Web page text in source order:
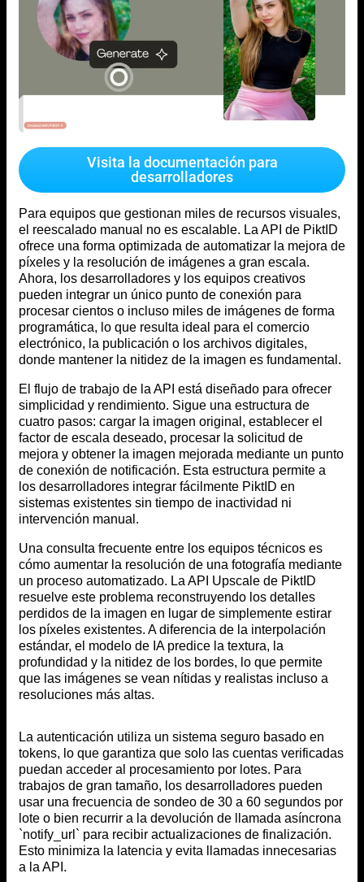
Visita la documentación para
desarrolladores
Para equipos que gestionan miles de recursos visuales,
el reescalado manual no es escalable. La API de PiktID
ofrece una forma optimizada de automatizar la mejora de
píxeles y la resolución de imágenes a gran escala.
Ahora, los desarrolladores y los equipos creativos
pueden integrar un único punto de conexión para
procesar cientos o incluso miles de imágenes de forma
programática, lo que resulta ideal para el comercio
electrónico, la publicación o los archivos digitales,
donde mantener la nitidez de la imagen es fundamental.
El flujo de trabajo de la API está diseñado para ofrecer
simplicidad y rendimiento. Sigue una estructura de
cuatro pasos: cargar la imagen original, establecer el
factor de escala deseado, procesar la solicitud de
mejora y obtener la imagen mejorada mediante un punto
de conexión de notificación. Esta estructura permite a
los desarrolladores integrar fácilmente PiktID en
sistemas existentes sin tiempo de inactividad ni
intervención manual.
Una consulta frecuente entre los equipos técnicos es
cómo aumentar la resolución de una fotografía mediante
un proceso automatizado. La API Upscale de PiktID
resuelve este problema reconstruyendo los detalles
perdidos de la imagen en lugar de simplemente estirar
los píxeles existentes. A diferencia de la interpolación
estándar, el modelo de IA predice la textura, la
profundidad y la nitidez de los bordes, lo que permite
que las imágenes se vean nítidas y realistas incluso a
resoluciones más altas.
La autenticación utiliza un sistema seguro basado en
tokens, lo que garantiza que solo las cuentas verificadas
puedan acceder al procesamiento por lotes. Para
trabajos de gran tamaño, los desarrolladores pueden
usar una frecuencia de sondeo de 30 a 60 segundos por
lote o bien recurrir a la devolución de llamada asíncrona
`notify_url` para recibir actualizaciones de finalización.
Esto minimiza la latencia y evita llamadas innecesarias
a la API.